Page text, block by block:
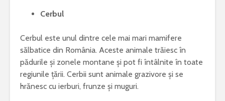
Cerbul
Cerbul este unul dintre cele mai mari mamifere
sălbatice din România. Aceste animale trăiesc în
pădurile și zonele montane și pot fi întâlnite în toate
regiunile țării. Cerbii sunt animale grazivore și se
hrănesc cu ierburi, frunze și muguri.